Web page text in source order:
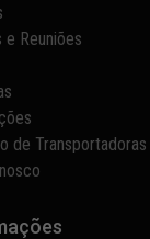
e Reuniões
de Transportadoras